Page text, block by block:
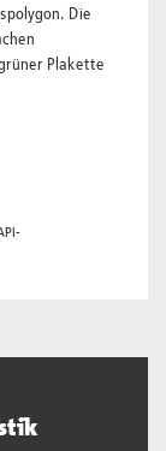
Die
Plakette